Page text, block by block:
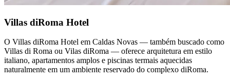
Villas diRoma Hotel
O Villas diRoma Hotel em Caldas Novas — também buscado como
Villas di Roma ou Vilas diRoma — oferece arquitetura em estilo
italiano, apartamentos amplos e piscinas termais aquecidas
naturalmente em um ambiente reservado do complexo diRoma.